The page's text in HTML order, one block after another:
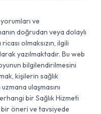
ve
doğrudan veya dolaylı
olmaksızın, ilgili
yazılmaktadır. Bu web
bilgilendirilmesini
kişilerin sağlık
ulaşmasını
bir Sağlık Hizmeti
bir öneri ve tavsiyede